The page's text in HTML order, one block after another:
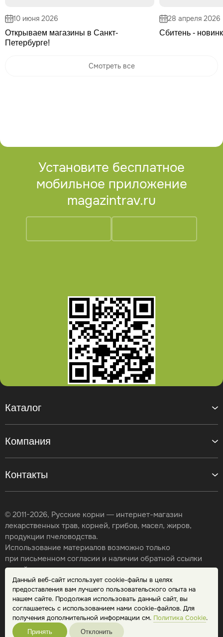
Данный веб-сайт использует cookie-файлы в целях
предоставления вам лучшего пользовательского опыта на
нашем сайте. Продолжая использовать данный сайт, вы
соглашаетесь с использованием нами cookie-файлов. Для
получения дополнительной информации см. Политика Cookie.
Принять Отклонить
10 июня 2026
Открываем магазины в Санкт-
Петербурге!
28 апреля 2026
Сбитень -
Смотреть все
Установите бесплатное
мобильное приложение
magazintrav.ru
Контакты
Каталог
Компания
© 2011-2026, Русские корни — интернет-магазин
лекарственных трав, корней, грибов, масел, жиров,
продукции пчеловодства.
Использование материалов возможно только
при письменном согласии и наличии обратной ссылки
на сайт.
Карта сайта
Политика конфиденциальности
Публичная оферта
Обработка персональных данных